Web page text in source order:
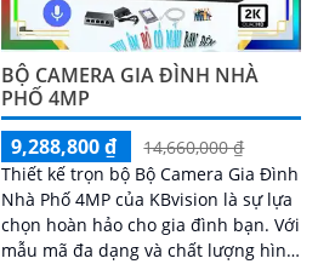
BỘ CAMERA GIA ĐÌNH NHÀ
PHỐ 4MP
9,288,800 ₫
14,660,000 ₫
Thiết kế trọn bộ Bộ Camera Gia Đình
Nhà Phố 4MP của KBvision là sự lựa
chọn hoàn hảo cho gia đình bạn. Với
mẫu mã đa dạng và chất lượng hình